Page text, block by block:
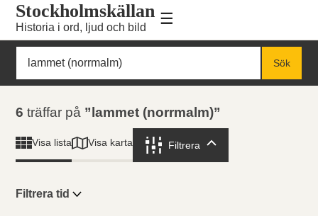
navigationen
huvudinnehållet
Stockholmskällan
Historia i ord, ljud och bild
Sök
Sök
Sökresultat
6 träffar på lammet (norrmalm)
Visa lista Visa karta Filtrera
Filtrera tid